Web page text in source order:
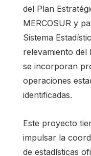
del Plan
MERCOSUR y
Sistema
relevamiento del
se incorporan
operaciones
identificadas.
Este proyecto
impulsar la
de estadísticas